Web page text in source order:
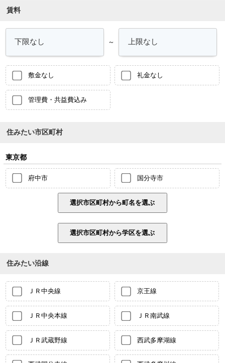
賃料
～
敷金なし 礼金なし
管理費・共益費込み
住みたい市区町村
東京都
府中市 国分寺市
住みたい沿線
ＪＲ中央線 京王線
ＪＲ中央本線 ＪＲ南武線
ＪＲ武蔵野線 西武多摩湖線